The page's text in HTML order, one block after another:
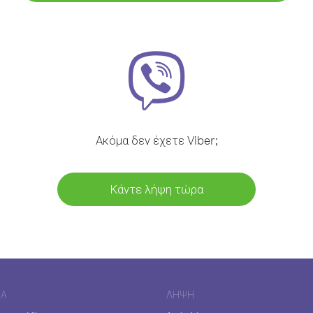
Ακόμα δεν έχετε Viber;
Κάντε λήψη τώρα
ΛΉΨΗ